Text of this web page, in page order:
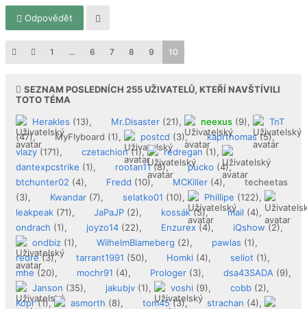
Odpovědět
1 … 6 7 8 9 10
SEZNAM POSLEDNÍCH 255UŽIVATELŮ, KTEŘÍ NAVŠTÍVILI
TOTO TÉMA
Herakles (13), Mr.Disaster (21), neexus (9),
TnT
(47),
MyFlyboard (1), postcd (3), kaprthomas(5),
vlazy(171), czetachion(1), redregan(1),
dantexpcstrike (1), rootan11(8), pucko (4),
btchunter02 (4), Fredd (10), MCKiller (4),
techeetas
(3),
Kwandar (7), selatko01 (10), Phillipe (122),
leakpeak (71), JaPaJP (2), kossák(5), mail (4),
ondrach (1), joyzo14 (22), Enzurex(4), iQshow(2),
ondbiz (1), WilhelmBlameberg (2), pawlas (1),
redre(3), tarrant1991 (50), Homki (4), seliot (1),
mhe(20), mochr91 (4), Prologer (3), dsa43SADA (9),
Janson (35), jakubjv (1), voshi (9), cobb (2),
Kopr(1), asmorth (8), tom45(3), strachan (4),